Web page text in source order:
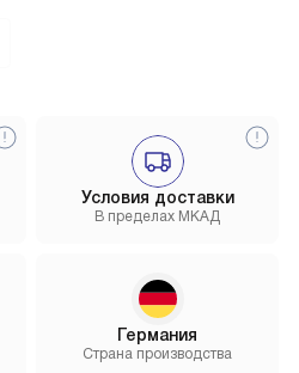
Условия доставки
В пределах МКАД
Германия
Страна производства